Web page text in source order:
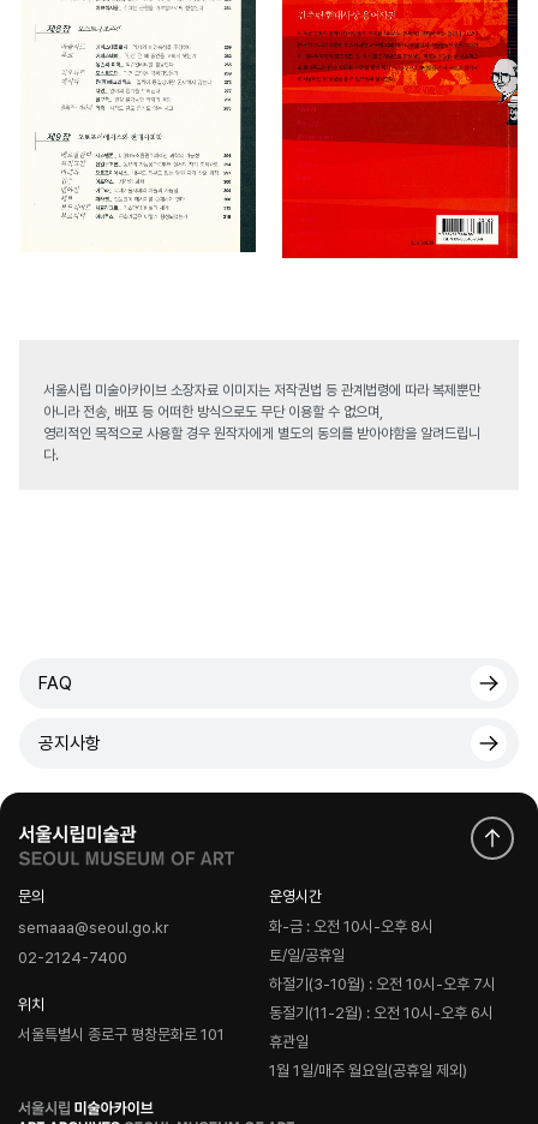
서울시립 미술아카이브 소장자료 이미지는 저작권법 등 관계법령에 따라 복제뿐만
아니라 전송, 배포 등 어떠한 방식으로도 무단 이용할 수 없으며,
영리적인 목적으로 사용할 경우 원작자에게 별도의 동의를 받아야함을 알려드립니
다.
FAQ
공지사항
문의
semaaa@seoul.go.kr
02-2124-7400
위치
서울특별시 종로구 평창문화로 101
운영시간
화-금 : 오전 10시-오후 8시
토/일/공휴일
하절기(3-10월) : 오전 10시-오후 7시
동절기(11-2월) : 오전 10시-오후 6시
휴관일
1월 1일/매주 월요일(공휴일 제외)
로
고